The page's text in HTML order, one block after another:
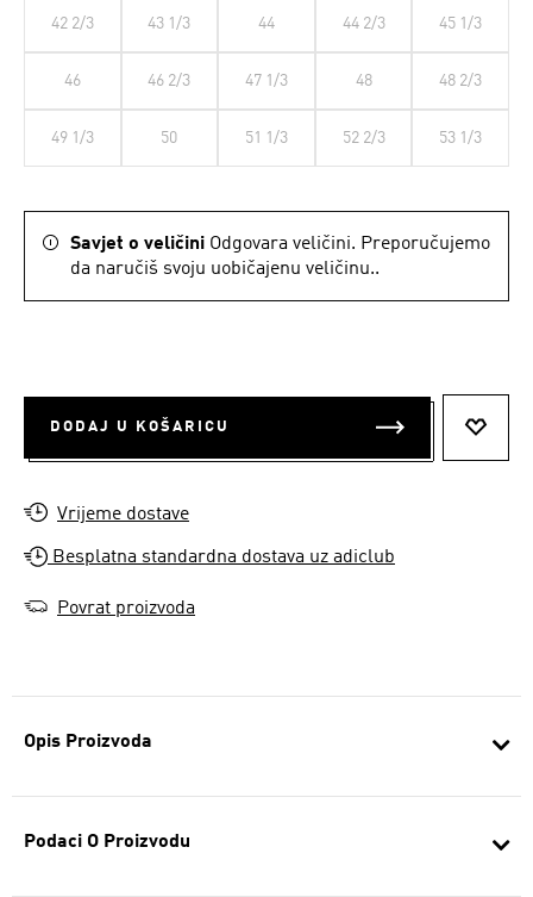
Opis Proizvoda
Podaci O Proizvodu
42 2/3 43 1/3 44 44 2/3 45 1/3
46 46 2/3 47 1/3 48 48 2/3
49 1/3 50 51 1/3 52 2/3 53 1/3
Savjet o veličini Odgovara veličini. Preporučujemo
da naručiš svoju uobičajenu veličinu..
DODAJ U KOŠARICU
Vrijeme dostave
Besplatna standardna dostava uz adiclub
Povrat proizvoda